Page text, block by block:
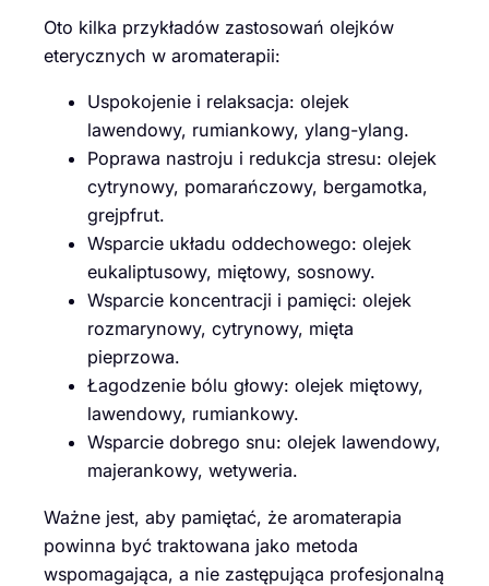
Oto kilka przykładów zastosowań olejków
eterycznych w aromaterapii:
Uspokojenie i relaksacja: olejek
lawendowy, rumiankowy, ylang-ylang.
Poprawa nastroju i redukcja stresu: olejek
cytrynowy, pomarańczowy, bergamotka,
grejpfrut.
Wsparcie układu oddechowego: olejek
eukaliptusowy, miętowy, sosnowy.
Wsparcie koncentracji i pamięci: olejek
rozmarynowy, cytrynowy, mięta
pieprzowa.
Łagodzenie bólu głowy: olejek miętowy,
lawendowy, rumiankowy.
Wsparcie dobrego snu: olejek lawendowy,
majerankowy, wetyweria.
Ważne jest, aby pamiętać, że aromaterapia
powinna być traktowana jako metoda
wspomagająca, a nie zastępująca profesjonalną